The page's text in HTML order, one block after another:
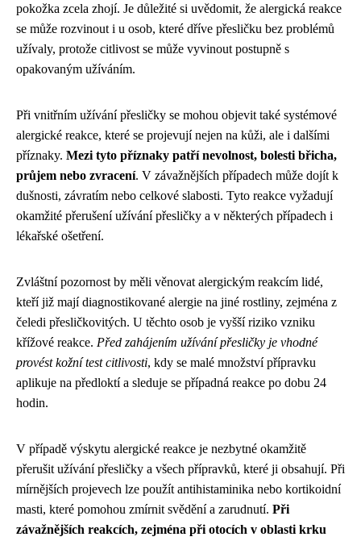
pokožka zcela zhojí. Je důležité si uvědomit, že alergická reakce
se může rozvinout i u osob, které dříve přesličku bez problémů
užívaly, protože citlivost se může vyvinout postupně s
opakovaným užíváním.
Při vnitřním užívání přesličky se mohou objevit také systémové
alergické reakce, které se projevují nejen na kůži, ale i dalšími
příznaky. Mezi tyto příznaky patří nevolnost, bolesti břicha,
průjem nebo zvracení. V závažnějších případech může dojít k
dušnosti, závratím nebo celkové slabosti. Tyto reakce vyžadují
okamžité přerušení užívání přesličky a v některých případech i
lékařské ošetření.
Zvláštní pozornost by měli věnovat alergickým reakcím lidé,
kteří již mají diagnostikované alergie na jiné rostliny, zejména z
čeledi přesličkovitých. U těchto osob je vyšší riziko vzniku
křížové reakce. Před zahájením užívání přesličky je vhodné
provést kožní test citlivosti, kdy se malé množství přípravku
aplikuje na předloktí a sleduje se případná reakce po dobu 24
hodin.
V případě výskytu alergické reakce je nezbytné okamžitě
přerušit užívání přesličky a všech přípravků, které ji obsahují. Při
mírnějších projevech lze použít antihistaminika nebo kortikoidní
masti, které pomohou zmírnit svědění a zarudnutí. Při
závažnějších reakcích, zejména při otocích v oblasti krku